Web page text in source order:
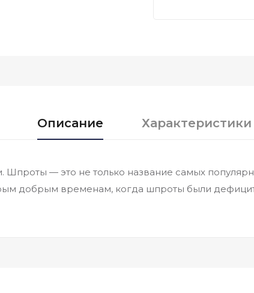
Описание Характеристики
Шпроты — это не только название самых
добрым временам, когда шпроты были